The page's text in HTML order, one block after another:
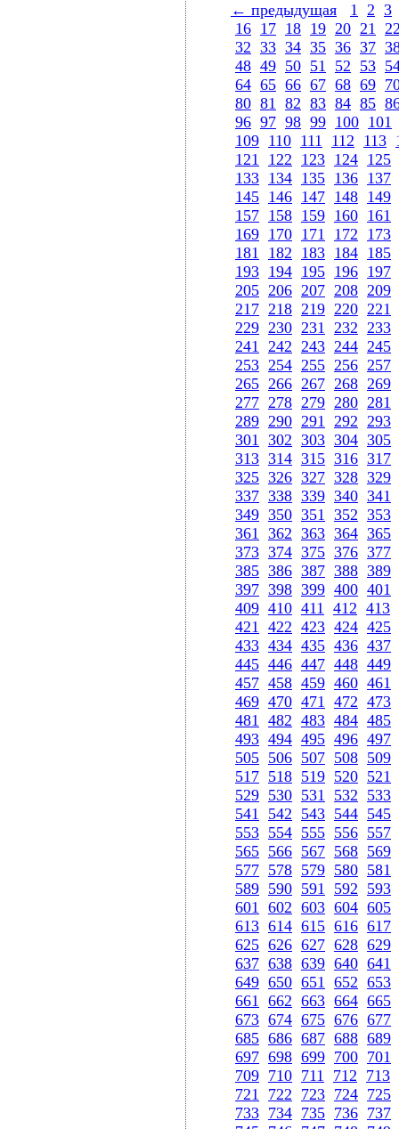
← предыдущая 1 2 3
16 17 18 19 20 21
32 33 34 35 36 37
48 49 50 51 52 53
64 65 66 67 68 69
80 81 82 83 84 85
96 97 98 99 100 101
109 110 111 112 113
121 122 123 124 125
133 134 135 136 137
145 146 147 148 149
157 158 159 160 161
169 170 171 172 173
181 182 183 184 185
193 194 195 196 197
205 206 207 208 209
217 218 219 220 221
229 230 231 232 233
241 242 243 244 245
253 254 255 256 257
265 266 267 268 269
277 278 279 280 281
289 290 291 292 293
301 302 303 304 305
313 314 315 316 317
325 326 327 328 329
337 338 339 340 341
349 350 351 352 353
361 362 363 364 365
373 374 375 376 377
385 386 387 388 389
397 398 399 400 401
409 410 411 412 413
421 422 423 424 425
433 434 435 436 437
445 446 447 448 449
457 458 459 460 461
469 470 471 472 473
481 482 483 484 485
493 494 495 496 497
505 506 507 508 509
517 518 519 520 521
529 530 531 532 533
541 542 543 544 545
553 554 555 556 557
565 566 567 568 569
577 578 579 580 581
589 590 591 592 593
601 602 603 604 605
613 614 615 616 617
625 626 627 628 629
637 638 639 640 641
649 650 651 652 653
661 662 663 664 665
673 674 675 676 677
685 686 687 688 689
697 698 699 700 701
709 710 711 712 713
721 722 723 724 725
733 734 735 736 737